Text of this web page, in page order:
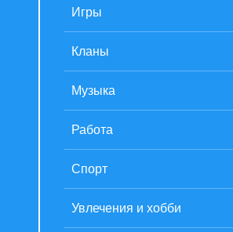
Игры
Кланы
Музыка
Работа
Спорт
Увлечения и хобби